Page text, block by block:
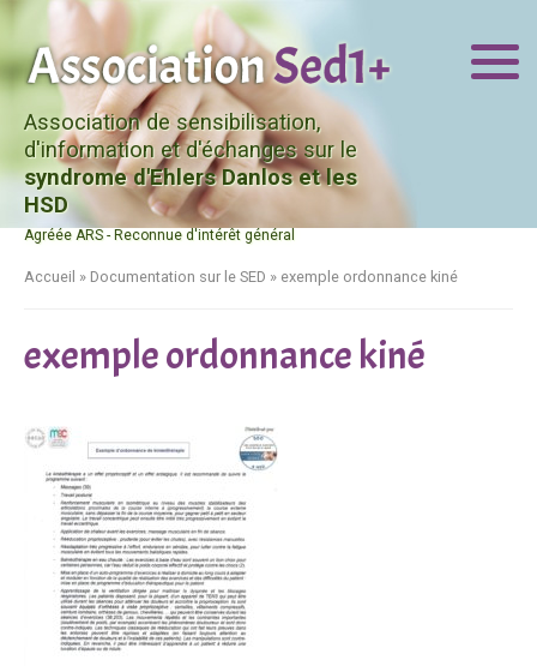
Association de sensibilisation,
d'information et d'échanges sur le
syndrome d'Ehlers Danlos et les
HSD
Agréée ARS - Reconnue d'intérêt général
Accueil » Documentation sur le SED » exemple ordonnance kiné
exemple ordonnance kiné